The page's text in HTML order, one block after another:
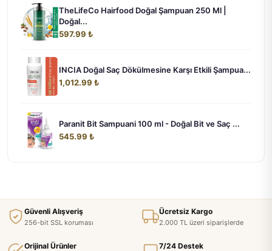
TheLifeCo Hairfood Doğal Şampuan 250 Ml |
Doğal...
597.99 ₺
INCIA Doğal Saç Dökülmesine Karşı Etkili Şampua...
1,012.99 ₺
Paranit Bit Sampuani 100 ml - Doğal Bit ve Saç ...
545.99 ₺
Güvenli Alışveriş
256-bit SSL koruması
Ücretsiz Kargo
2.000 TL üzeri siparişlerde
Orijinal Ürünler 7/24 Destek